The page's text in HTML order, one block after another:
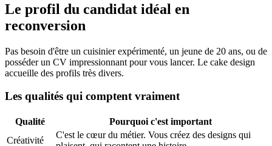
Le profil du candidat idéal en
reconversion
Pas besoin d'être un cuisinier expérimenté, un jeune de 20 ans, ou de
posséder un CV impressionnant pour vous lancer. Le cake design
accueille des profils très divers.
Les qualités qui comptent vraiment
Qualité
Pourquoi c'est important
Créativité
C'est le cœur du métier. Vous créez des designs qui